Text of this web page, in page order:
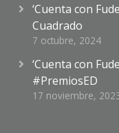
‘Cuenta con
Cuadrado
7 octubre, 2024
‘Cuenta con
#PremiosED
17 noviembre,